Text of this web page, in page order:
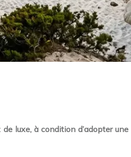
luxe, à condition d’adopter